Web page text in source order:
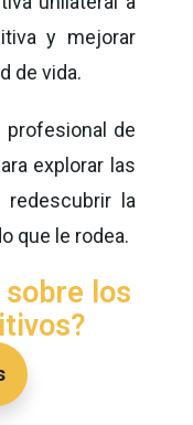
y mejorar
de vida.
profesional de
explorar las
la
que le rodea.
los